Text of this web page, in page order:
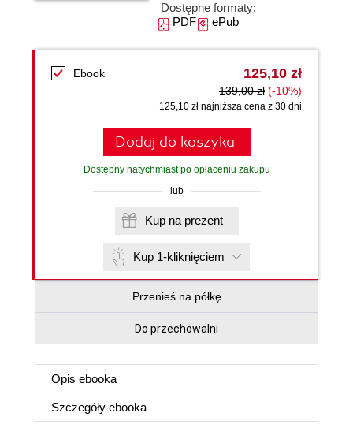
Dostępne formaty:
PDFePub
Ebook 125,10 zł
139,00 zł (-10%)
125,10 zł najniższa cena z 30 dni
Dodaj do koszyka
Dostępny natychmiast po opłaceniu zakupu
lub
Kup na prezent
Kup 1-kliknięciem
Przenieś na półkę
Do przechowalni
Opis ebooka
Szczegóły ebooka